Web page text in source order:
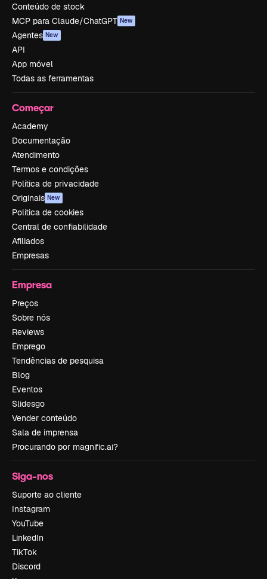
Conteúdo de stock
MCP para Claude/ChatGPT New
Agentes New
API
App móvel
Todas as ferramentas
Começar
Academy
Documentação
Atendimento
Termos e condições
Política de privacidade
Originais New
Política de cookies
Central de confiabilidade
Afiliados
Empresas
Empresa
Preços
Sobre nós
Reviews
Emprego
Tendências de pesquisa
Blog
Eventos
Slidesgo
Vender conteúdo
Sala de imprensa
Procurando por magnific.ai?
Siga-nos
Suporte ao cliente
Instagram
YouTube
LinkedIn
TikTok
Discord